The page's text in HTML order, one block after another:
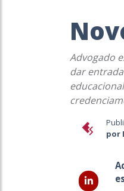
Advogado
dar
por